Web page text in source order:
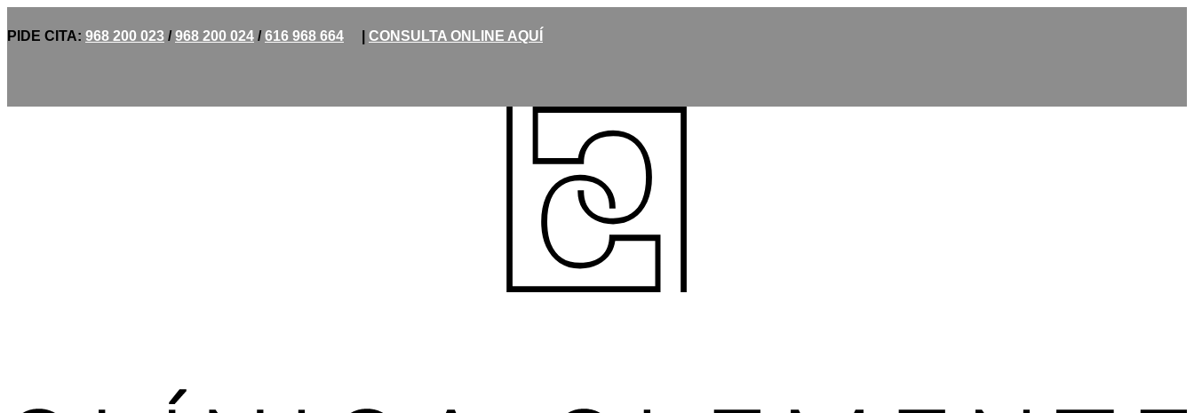
PIDE CITA: 968 200 023 /968 200 024 /616 968 664 CONSULTA ONLINE AQUÍ